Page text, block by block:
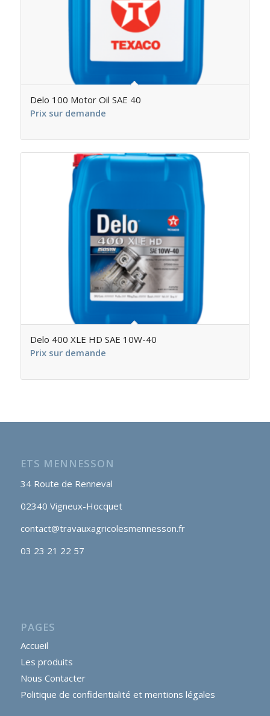
Delo 100 Motor Oil SAE 40
Prix sur demande
Delo 400 XLE HD SAE 10W-40
Prix sur demande
ETS MENNESSON
34 Route de Renneval
02340 Vigneux-Hocquet
contact@travauxagricolesmennesson.fr
03 23 21 22 57
PAGES
Accueil
Les produits
Nous Contacter
Politique de confidentialité et mentions légales